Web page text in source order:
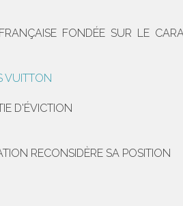
FONDÉE SUR LE
VUITTON
D'ÉVICTION
RECONSIDÈRE SA POSITION